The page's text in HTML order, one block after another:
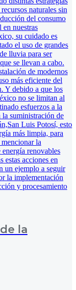
la